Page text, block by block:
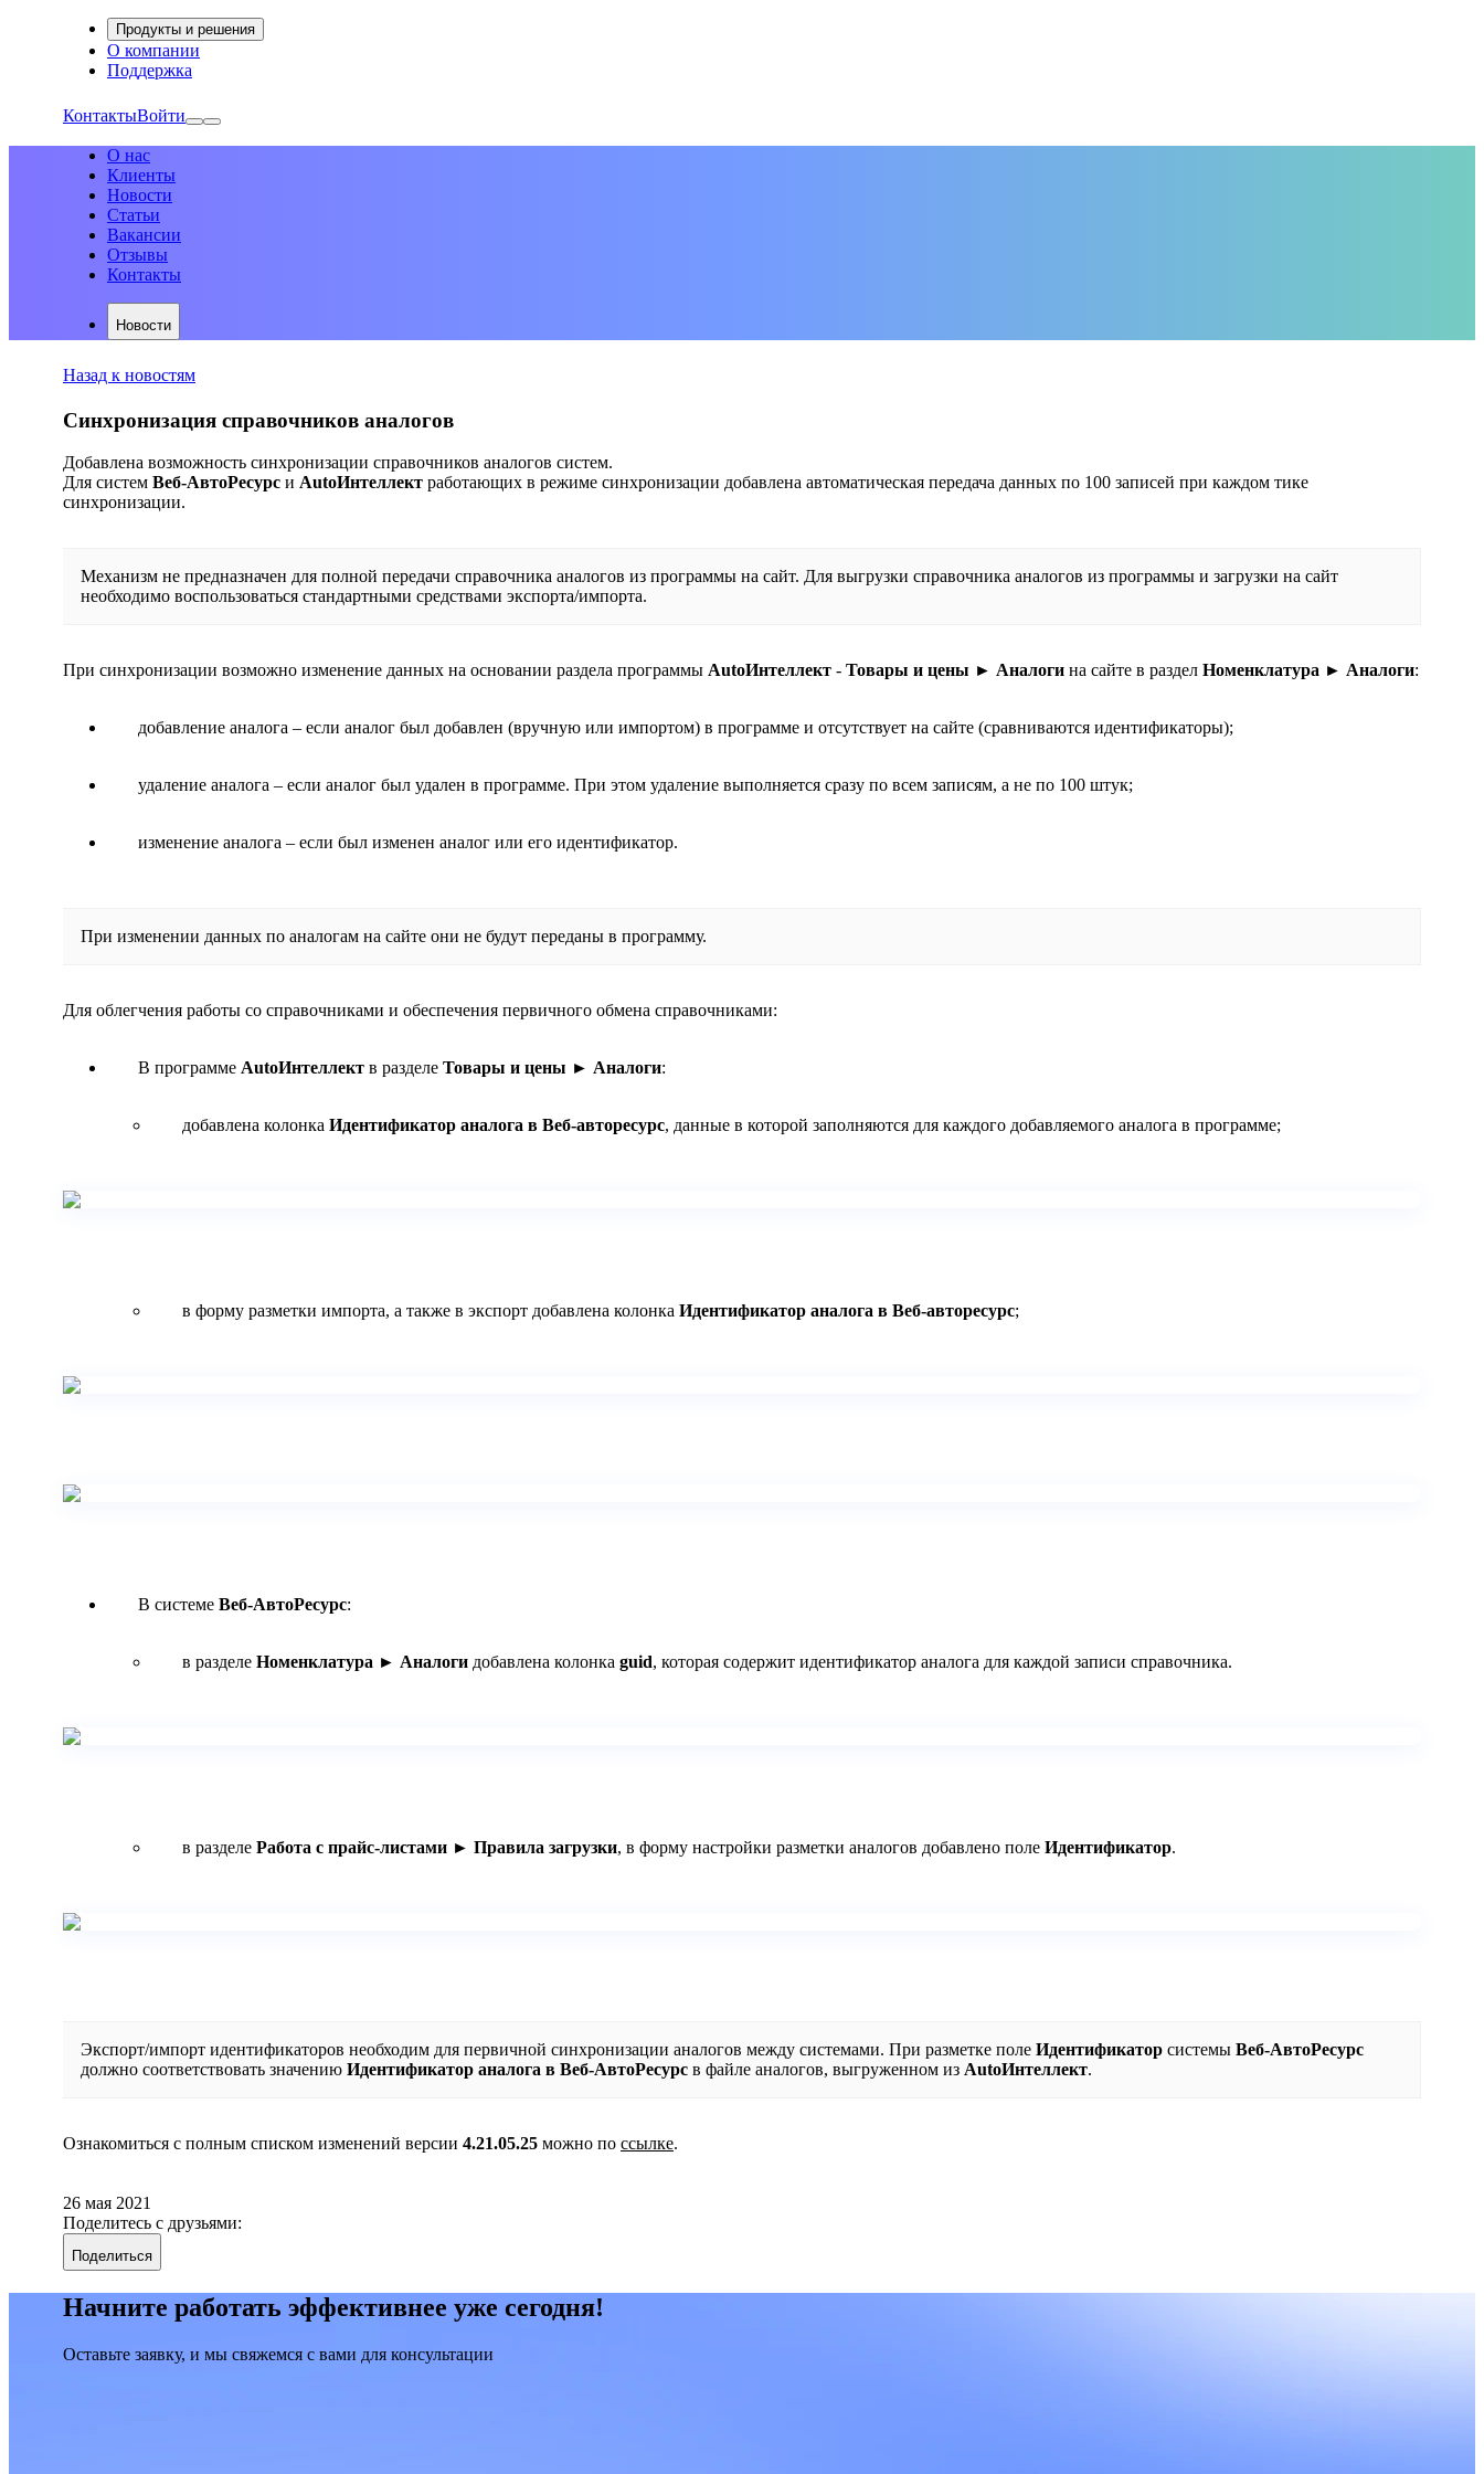
Продукты и решения
О компании
Поддержка
КонтактыВойти
О нас
Клиенты
Новости
Статьи
Вакансии
Отзывы
Контакты
Новости
Назад к новостям
Синхронизация справочников аналогов
Добавлена возможность синхронизации справочников аналогов систем.
Для систем Веб-АвтоРесурс и AutoИнтеллект работающих в режиме синхронизации добавлена автоматическая передача данных по 100 записей при каждом тике
синхронизации.
Механизм не предназначен для полной передачи справочника аналогов из программы на сайт. Для выгрузки справочника аналогов из программы и загрузки на сайт
необходимо воспользоваться стандартными средствами экспорта/импорта.
При синхронизации возможно изменение данных на основании раздела программы AutoИнтеллект - Товары и цены ► Аналоги на сайте в раздел Номенклатура ► Аналоги:
добавление аналога – если аналог был добавлен (вручную или импортом) в программе и отсутствует на сайте (сравниваются идентификаторы);
удаление аналога – если аналог был удален в программе. При этом удаление выполняется сразу по всем записям, а не по 100 штук;
изменение аналога – если был изменен аналог или его идентификатор.
При изменении данных по аналогам на сайте они не будут переданы в программу.
Для облегчения работы со справочниками и обеспечения первичного обмена справочниками:
В программе AutoИнтеллект в разделе Товары и цены ► Аналоги:
добавлена колонка Идентификатор аналога в Веб-авторесурс, данные в которой заполняются для каждого добавляемого аналога в программе;
в форму разметки импорта, а также в экспорт добавлена колонка Идентификатор аналога в Веб-авторесурс;
В системе Веб-АвтоРесурс:
в разделе Номенклатура ► Аналоги добавлена колонка guid, которая содержит идентификатор аналога для каждой записи справочника.
в разделе Работа с прайс-листами ► Правила загрузки, в форму настройки разметки аналогов добавлено поле Идентификатор.
Экспорт/импорт идентификаторов необходим для первичной синхронизации аналогов между системами. При разметке поле Идентификатор системы Веб-АвтоРесурс
должно соответствовать значению Идентификатор аналога в Веб-АвтоРесурс в файле аналогов, выгруженном из AutoИнтеллект.
Ознакомиться с полным списком изменений версии 4.21.05.25 можно по ссылке.
26 мая 2021
Поделитесь с друзьями:
Поделиться
Начните работать эффективнее уже сегодня!
Оставьте заявку, и мы свяжемся с вами для консультации